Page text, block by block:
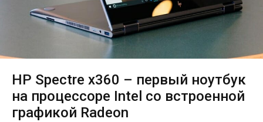
HP Spectre x360 – первый ноутбук
на процессоре Intel со встроенной
графикой Radeon